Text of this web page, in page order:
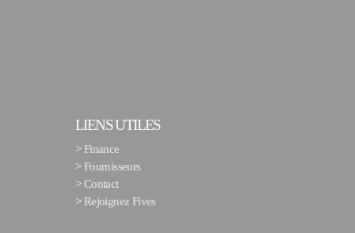
LIENS UTILES
> Finance
> Fournisseurs
>Contact
> Rejoignez Fives